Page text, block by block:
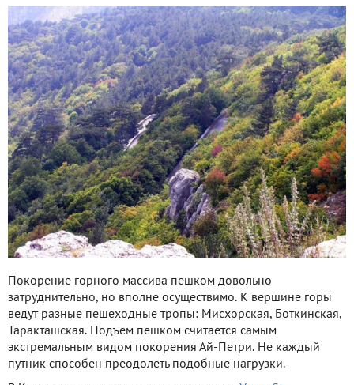
Покорение горного массива пешком довольно
затруднительно, но вполне осуществимо. К вершине горы
ведут разные пешеходные тропы: Мисхорская, Боткинская,
Таракташская. Подъем пешком считается самым
экстремальным видом покорения Ай-Петри. Не каждый
путник способен преодолеть подобные нагрузки.